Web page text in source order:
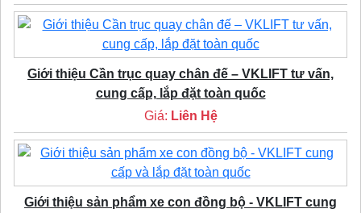
Giới thiệu Cần trục quay chân đế – VKLIFT tư vấn,
cung cấp, lắp đặt toàn quốc
Giá: Liên Hệ
Giới thiệu sản phẩm xe con đồng bộ - VKLIFT cung